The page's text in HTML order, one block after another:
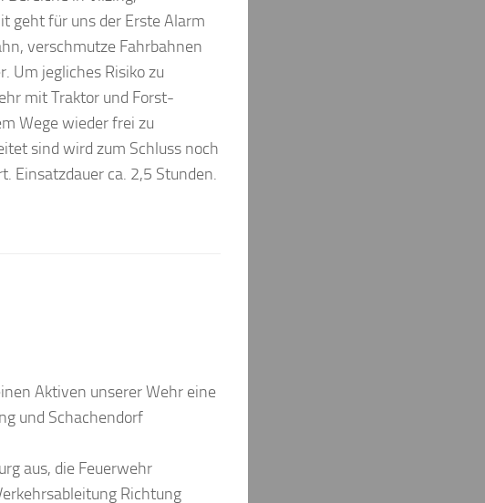
geht für uns der Erste Alarm
verschmutze Fahrbahnen
Um jegliches Risiko zu
mit Traktor und Forst-
Wege wieder frei zu
sind wird zum Schluss noch
Einsatzdauer ca. 2,5 Stunden.
Aktiven unserer Wehr eine
und Schachendorf
aus, die Feuerwehr
Richtung